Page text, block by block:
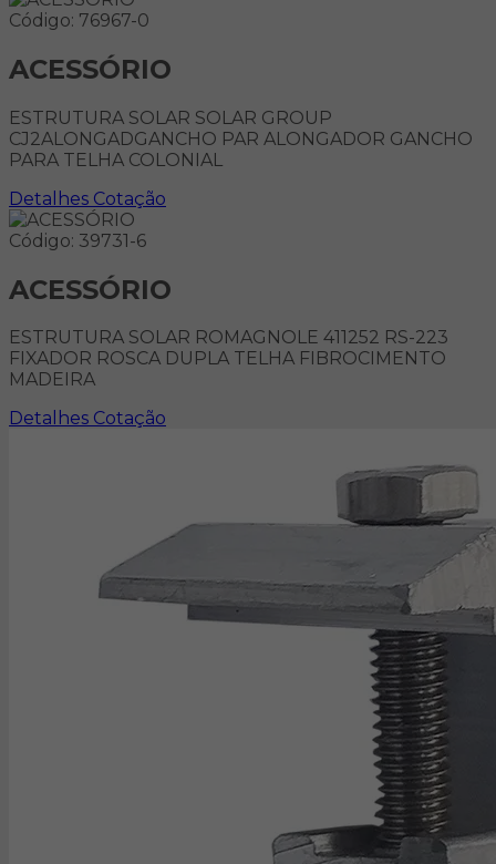
Código: 76967-0
ACESSÓRIO
ESTRUTURA SOLAR SOLAR GROUP
CJ2ALONGADGANCHO PAR ALONGADOR GANCHO
PARA TELHA COLONIAL
Detalhes Cotação
Código: 39731-6
ACESSÓRIO
ESTRUTURA SOLAR ROMAGNOLE 411252 RS-223
FIXADOR ROSCA DUPLA TELHA FIBROCIMENTO
MADEIRA
Detalhes Cotação